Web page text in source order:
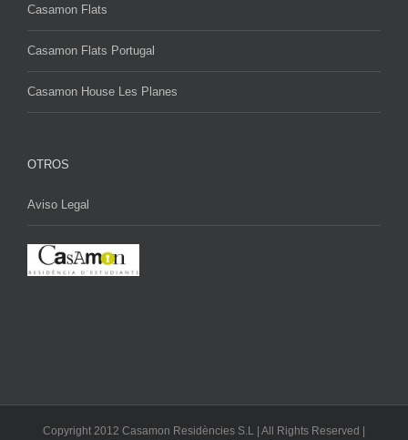
Casamon Flats
Casamon Flats Portugal
Casamon House Les Planes
OTROS
Aviso Legal
Copyright 2012 Casamon Residències S.L | All Rights Reserved |